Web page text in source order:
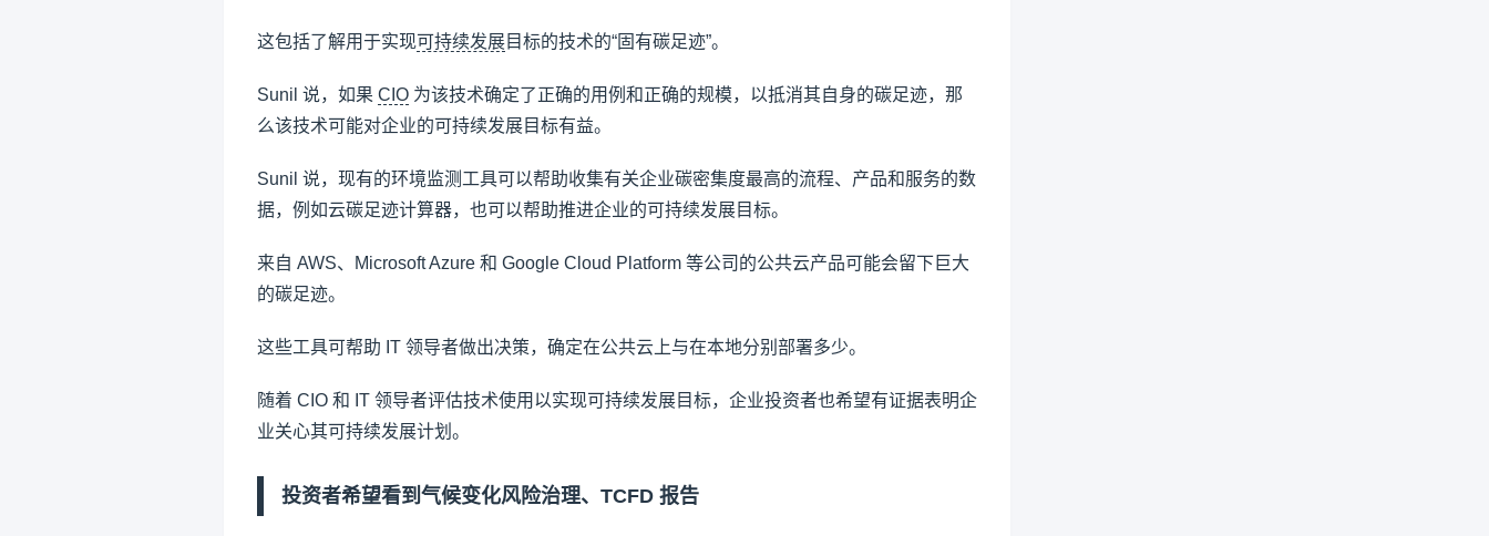
这包括了解用于实现可持续发展目标的技术的“固有碳足迹”。
Sunil 说，如果 CIO 为该技术确定了正确的用例和正确的规模，以抵消其自身的碳足迹，那
么该技术可能对企业的可持续发展目标有益。
Sunil 说，现有的环境监测工具可以帮助收集有关企业碳密集度最高的流程、产品和服务的数
据，例如云碳足迹计算器，也可以帮助推进企业的可持续发展目标。
来自 AWS、Microsoft Azure 和 Google Cloud Platform 等公司的公共云产品可能会留下巨大
的碳足迹。
这些工具可帮助 IT 领导者做出决策，确定在公共云上与在本地分别部署多少。
随着 CIO 和 IT 领导者评估技术使用以实现可持续发展目标，企业投资者也希望有证据表明企
业关心其可持续发展计划。
投资者希望看到气候变化风险治理、TCFD 报告